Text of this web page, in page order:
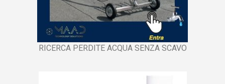
RICERCA PERDITE ACQUA SENZA SCAVO